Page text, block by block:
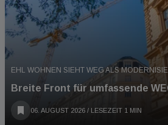
EHL WOHNEN SIEHT WEG ALS
Breite Front für umfassende
06. AUGUST 2026 / LESEZEIT 1 MIN